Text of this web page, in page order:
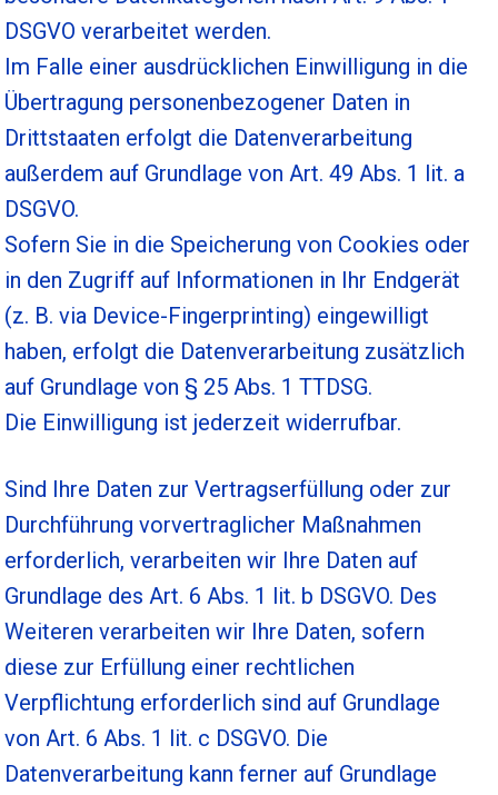
DSGVO verarbeitet werden.
Im Falle einer ausdrücklichen Einwilligung in die
Übertragung personenbezogener Daten in
Drittstaaten erfolgt die Datenverarbeitung
außerdem auf Grundlage von Art. 49 Abs. 1 lit. a
DSGVO.
Sofern Sie in die Speicherung von Cookies oder
in den Zugriff auf Informationen in Ihr Endgerät
(z. B. via Device-Fingerprinting) eingewilligt
haben, erfolgt die Datenverarbeitung zusätzlich
auf Grundlage von § 25 Abs. 1 TTDSG.
Die Einwilligung ist jederzeit widerrufbar.
Sind Ihre Daten zur Vertragserfüllung oder zur
Durchführung vorvertraglicher Maßnahmen
erforderlich, verarbeiten wir Ihre Daten auf
Grundlage des Art. 6 Abs. 1 lit. b DSGVO. Des
Weiteren verarbeiten wir Ihre Daten, sofern
diese zur Erfüllung einer rechtlichen
Verpflichtung erforderlich sind auf Grundlage
von Art. 6 Abs. 1 lit. c DSGVO. Die
Datenverarbeitung kann ferner auf Grundlage